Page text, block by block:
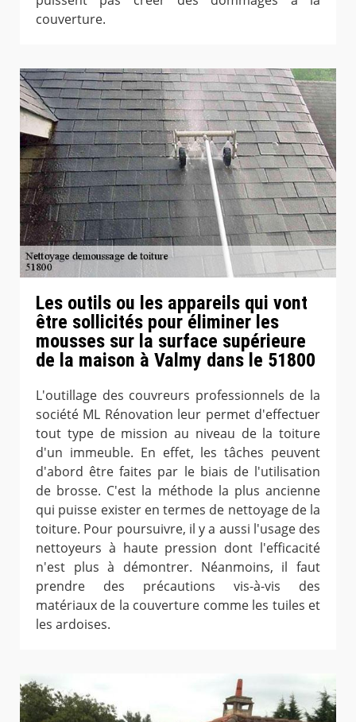
couverture.
Les outils ou les appareils qui vont
être sollicités pour éliminer les
mousses sur la surface supérieure
de la maison à Valmy dans le 51800
L'outillage des couvreurs professionnels de la
société ML Rénovation leur permet d'effectuer
tout type de mission au niveau de la toiture
d'un immeuble. En effet, les tâches peuvent
d'abord être faites par le biais de l'utilisation
de brosse. C'est la méthode la plus ancienne
qui puisse exister en termes de nettoyage de la
toiture. Pour poursuivre, il y a aussi l'usage des
nettoyeurs à haute pression dont l'efficacité
n'est plus à démontrer. Néanmoins, il faut
prendre des précautions vis-à-vis des
matériaux de la couverture comme les tuiles et
les ardoises.